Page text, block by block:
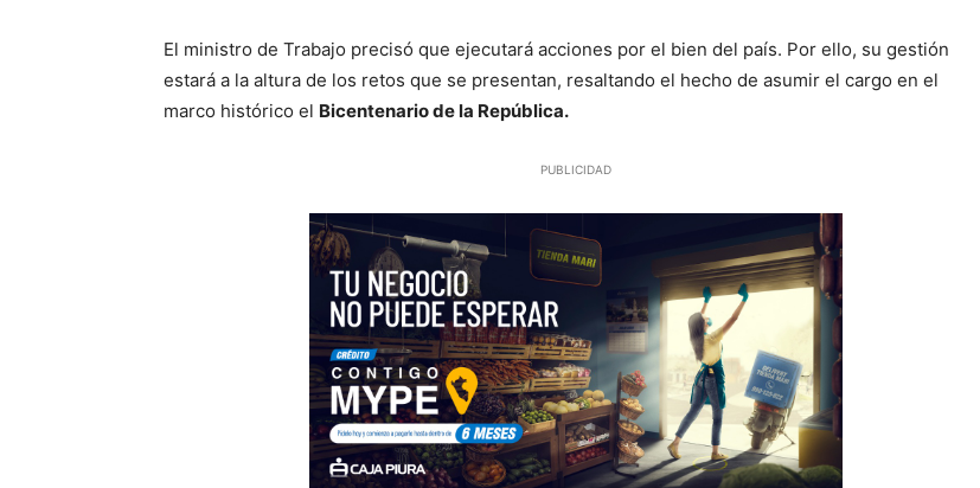
El ministro de Trabajo precisó que ejecutará acciones por el bien del país. Por ello, su gestión
estará a la altura de los retos que se presentan, resaltando el hecho de asumir el cargo en el
marco histórico el Bicentenario de la República.
PUBLICIDAD